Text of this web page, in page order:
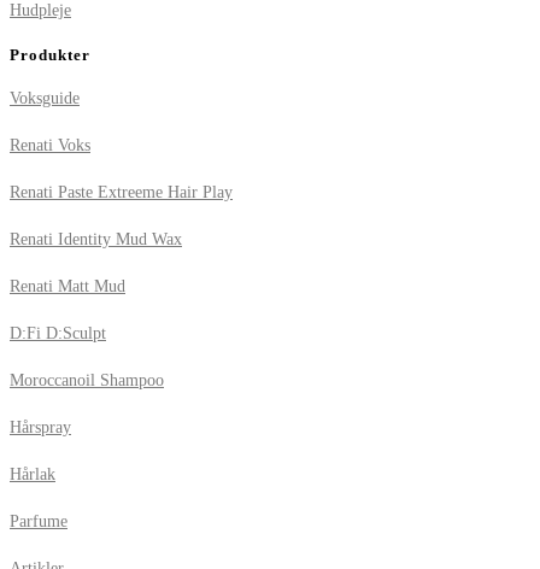
Hudpleje
Produkter
Voksguide
Renati Voks
Renati Paste Extreeme Hair Play
Renati Identity Mud Wax
Renati Matt Mud
D:Fi D:Sculpt
Moroccanoil Shampoo
Hårspray
Hårlak
Parfume